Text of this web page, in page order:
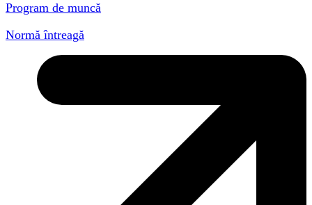
Program de muncă
Normă întreagă